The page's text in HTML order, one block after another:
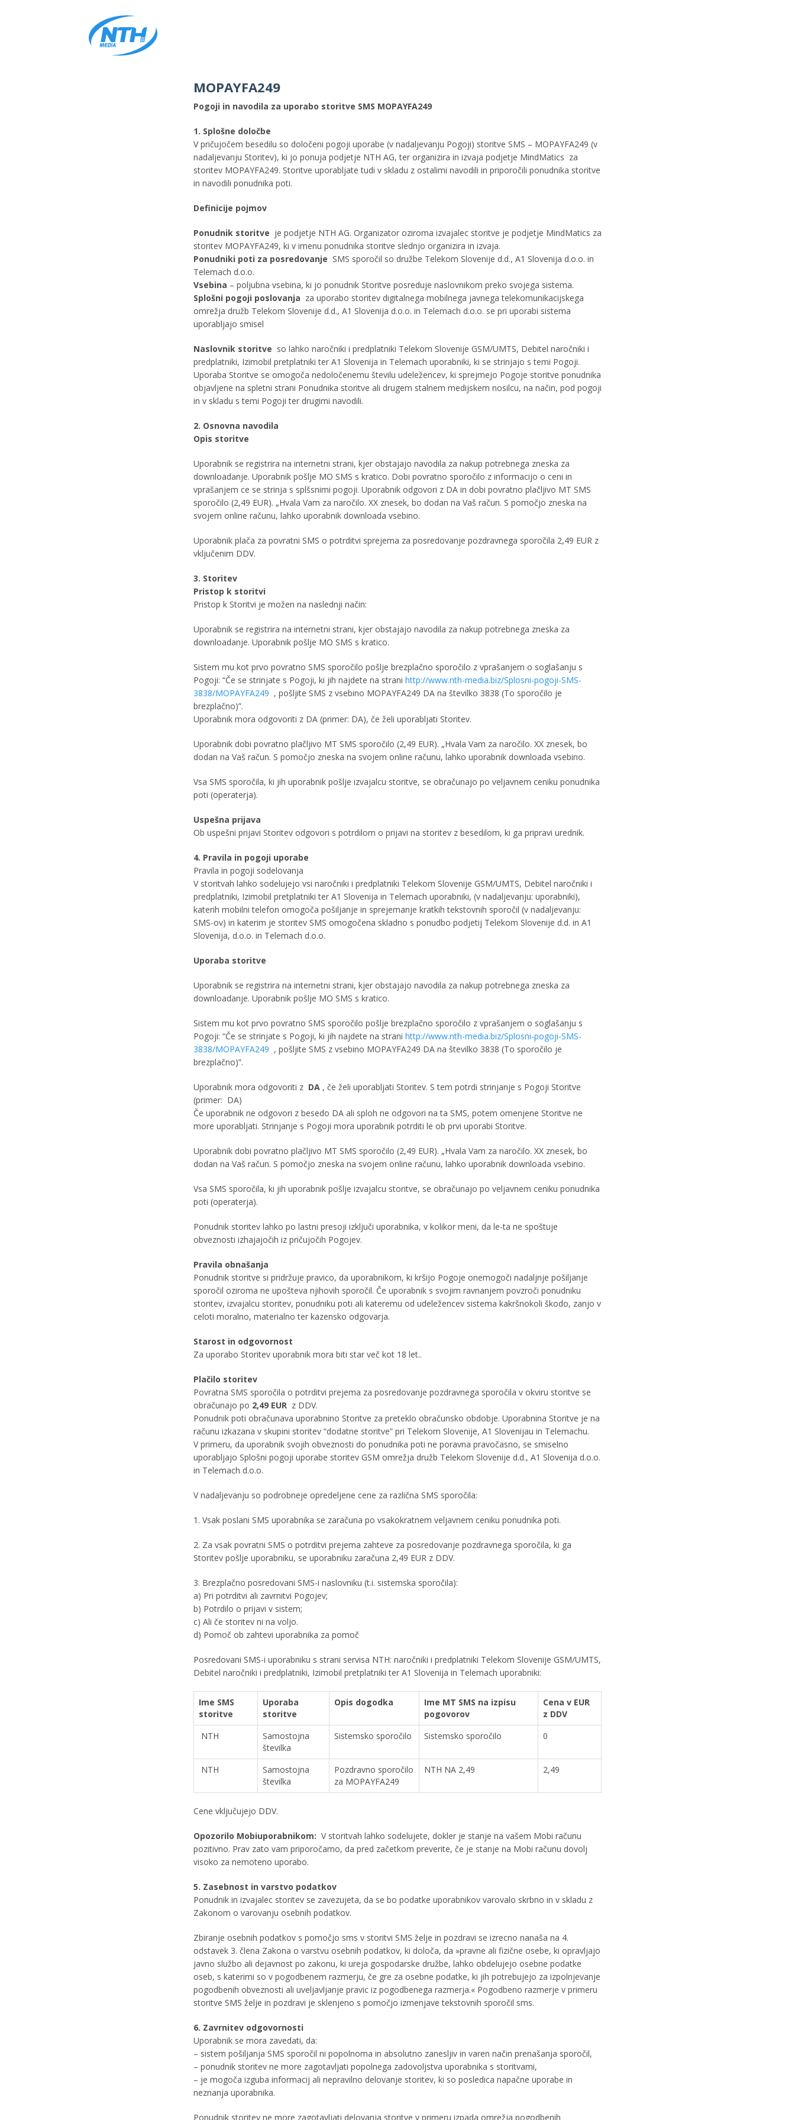
MOPAYFA249
Pogoji in navodila za uporabo storitve SMS MOPAYFA249
1. Splošne določbe
V pričujočem besedilu so določeni pogoji uporabe (v nadaljevanju Pogoji) storitve SMS – MOPAYFA249 (v
nadaljevanju Storitev), ki jo ponuja podjetje NTH AG, ter organizira in izvaja podjetje MindMatics za
storitev MOPAYFA249. Storitve uporabljate tudi v skladu z ostalimi navodili in priporočili ponudnika storitve
in navodili ponudnika poti.
Definicije pojmov
Ponudnik storitve je podjetje NTH AG. Organizator oziroma izvajalec storitve je podjetje MindMatics za
storitev MOPAYFA249, ki v imenu ponudnika storitve slednjo organizira in izvaja.
Ponudniki poti za posredovanje SMS sporočil so družbe Telekom Slovenije d.d., A1 Slovenija d.o.o. in
Telemach d.o.o.
Vsebina – poljubna vsebina, ki jo ponudnik Storitve posreduje naslovnikom preko svojega sistema.
Splošni pogoji poslovanja za uporabo storitev digitalnega mobilnega javnega telekomunikacijskega
omrežja družb Telekom Slovenije d.d., A1 Slovenija d.o.o. in Telemach d.o.o. se pri uporabi sistema
uporabljajo smisel
Naslovnik storitve so lahko naročniki i predplatniki Telekom Slovenije GSM/UMTS, Debitel naročniki i
predplatniki, Izimobil pretplatniki ter A1 Slovenija in Telemach uporabniki, ki se strinjajo s temi Pogoji.
Uporaba Storitve se omogoča nedoločenemu številu udeležencev, ki sprejmejo Pogoje storitve ponudnika
objavljene na spletni strani Ponudnika storitve ali drugem stalnem medijskem nosilcu, na način, pod pogoji
in v skladu s temi Pogoji ter drugimi navodili.
2. Osnovna navodila
Opis storitve
Uporabnik se registrira na internetni strani, kjer obstajajo navodila za nakup potrebnega zneska za
downloadanje. Uporabnik pošlje MO SMS s kratico. Dobi povratno sporočilo z informacijo o ceni in
vprašanjem ce se strinja s splšsnimi pogoji. Uporabnik odgovori z DA in dobi povratno plačljivo MT SMS
sporočilo (2,49 EUR). „Hvala Vam za naročilo. XX znesek, bo dodan na Vaš račun. S pomočjo zneska na
svojem online računu, lahko uporabnik downloada vsebino.
Uporabnik plača za povratni SMS o potrditvi sprejema za posredovanje pozdravnega sporočila 2,49 EUR z
vključenim DDV.
3. Storitev
Pristop k storitvi
Pristop k Storitvi je možen na naslednji način:
Uporabnik se registrira na internetni strani, kjer obstajajo navodila za nakup potrebnega zneska za
downloadanje. Uporabnik pošlje MO SMS s kratico.
Sistem mu kot prvo povratno SMS sporočilo pošlje brezplačno sporočilo z vprašanjem o soglašanju s
Pogoji: “Če se strinjate s Pogoji, ki jih najdete na strani http://www.nth-media.biz/Splosni-pogoji-SMS-
3838/MOPAYFA249 , pošljite SMS z vsebino MOPAYFA249 DA na številko 3838 (To sporočilo je
brezplačno)”.
Uporabnik mora odgovoriti z DA (primer: DA), če želi uporabljati Storitev.
Uporabnik dobi povratno plačljivo MT SMS sporočilo (2,49 EUR). „Hvala Vam za naročilo. XX znesek, bo
dodan na Vaš račun. S pomočjo zneska na svojem online računu, lahko uporabnik downloada vsebino.
Vsa SMS sporočila, ki jih uporabnik pošlje izvajalcu storitve, se obračunajo po veljavnem ceniku ponudnika
poti (operaterja).
Uspešna prijava
Ob uspešni prijavi Storitev odgovori s potrdilom o prijavi na storitev z besedilom, ki ga pripravi urednik.
4. Pravila in pogoji uporabe
Pravila in pogoji sodelovanja
V storitvah lahko sodelujejo vsi naročniki i predplatniki Telekom Slovenije GSM/UMTS, Debitel naročniki i
predplatniki, Izimobil pretplatniki ter A1 Slovenija in Telemach uporabniki, (v nadaljevanju: uporabniki),
katerih mobilni telefon omogoča pošiljanje in sprejemanje kratkih tekstovnih sporočil (v nadaljevanju:
SMS-ov) in katerim je storitev SMS omogočena skladno s ponudbo podjetij Telekom Slovenije d.d. in A1
Slovenija, d.o.o. in Telemach d.o.o.
Uporaba storitve
Uporabnik se registrira na internetni strani, kjer obstajajo navodila za nakup potrebnega zneska za
downloadanje. Uporabnik pošlje MO SMS s kratico.
Sistem mu kot prvo povratno SMS sporočilo pošlje brezplačno sporočilo z vprašanjem o soglašanju s
Pogoji: “Če se strinjate s Pogoji, ki jih najdete na strani http://www.nth-media.biz/Splosni-pogoji-SMS-
3838/MOPAYFA249 , pošljite SMS z vsebino MOPAYFA249 DA na številko 3838 (To sporočilo je
brezplačno)”.
Uporabnik mora odgovoriti z DA , če želi uporabljati Storitev. S tem potrdi strinjanje s Pogoji Storitve
(primer: DA)
Če uporabnik ne odgovori z besedo DA ali sploh ne odgovori na ta SMS, potem omenjene Storitve ne
more uporabljati. Strinjanje s Pogoji mora uporabnik potrditi le ob prvi uporabi Storitve.
Uporabnik dobi povratno plačljivo MT SMS sporočilo (2,49 EUR). „Hvala Vam za naročilo. XX znesek, bo
dodan na Vaš račun. S pomočjo zneska na svojem online računu, lahko uporabnik downloada vsebino.
Vsa SMS sporočila, ki jih uporabnik pošlje izvajalcu storitve, se obračunajo po veljavnem ceniku ponudnika
poti (operaterja).
Ponudnik storitev lahko po lastni presoji izključi uporabnika, v kolikor meni, da le-ta ne spoštuje
obveznosti izhajajočih iz pričujočih Pogojev.
Pravila obnašanja
Ponudnik storitve si pridržuje pravico, da uporabnikom, ki kršijo Pogoje onemogoči nadaljnje pošiljanje
sporočil oziroma ne upošteva njihovih sporočil. Če uporabnik s svojim ravnanjem povzroči ponudniku
storitev, izvajalcu storitev, ponudniku poti ali kateremu od udeležencev sistema kakršnokoli škodo, zanjo v
celoti moralno, materialno ter kazensko odgovarja.
Starost in odgovornost
Za uporabo Storitev uporabnik mora biti star več kot 18 let..
Plačilo storitev
Povratna SMS sporočila o potrditvi prejema za posredovanje pozdravnega sporočila v okviru storitve se
obračunajo po 2,49 EUR z DDV.
Ponudnik poti obračunava uporabnino Storitve za preteklo obračunsko obdobje. Uporabnina Storitve je na
računu izkazana v skupini storitev “dodatne storitve” pri Telekom Slovenije, A1 Slovenijau in Telemachu.
V primeru, da uporabnik svojih obveznosti do ponudnika poti ne poravna pravočasno, se smiselno
uporabljajo Splošni pogoji uporabe storitev GSM omrežja družb Telekom Slovenije d.d., A1 Slovenija d.o.o.
in Telemach d.o.o.
V nadaljevanju so podrobneje opredeljene cene za različna SMS sporočila:
1. Vsak poslani SMS uporabnika se zaračuna po vsakokratnem veljavnem ceniku ponudnika poti.
2. Za vsak povratni SMS o potrditvi prejema zahteve za posredovanje pozdravnega sporočila, ki ga
Storitev pošlje uporabniku, se uporabniku zaračuna 2,49 EUR z DDV.
3. Brezplačno posredovani SMS-i naslovniku (t.i. sistemska sporočila):
a) Pri potrditvi ali zavrnitvi Pogojev;
b) Potrdilo o prijavi v sistem;
c) Ali če storitev ni na voljo.
d) Pomoč ob zahtevi uporabnika za pomoč
Posredovani SMS-i uporabniku s strani servisa NTH: naročniki i predplatniki Telekom Slovenije GSM/UMTS,
Debitel naročniki i predplatniki, Izimobil pretplatniki ter A1 Slovenija in Telemach uporabniki:
Ime SMS
storitve
Uporaba
storitve
Opis dogodka
Ime MT SMS na izpisu
pogovorov
Cena v EUR
z DDV
NTH
Samostojna
številka
Sistemsko sporočilo Sistemsko sporočilo 0
NTH
Samostojna
številka
Pozdravno sporočilo
za MOPAYFA249
NTH NA 2,49 2,49
Cene vključujejo DDV.
Opozorilo Mobiuporabnikom: V storitvah lahko sodelujete, dokler je stanje na vašem Mobi računu
pozitivno. Prav zato vam priporočamo, da pred začetkom preverite, če je stanje na Mobi računu dovolj
visoko za nemoteno uporabo.
5. Zasebnost in varstvo podatkov
Ponudnik in izvajalec storitev se zavezujeta, da se bo podatke uporabnikov varovalo skrbno in v skladu z
Zakonom o varovanju osebnih podatkov.
Zbiranje osebnih podatkov s pomočjo sms v storitvi SMS želje in pozdravi se izrecno nanaša na 4.
odstavek 3. člena Zakona o varstvu osebnih podatkov, ki določa, da »pravne ali fizične osebe, ki opravljajo
javno službo ali dejavnost po zakonu, ki ureja gospodarske družbe, lahko obdelujejo osebne podatke
oseb, s katerimi so v pogodbenem razmerju, če gre za osebne podatke, ki jih potrebujejo za izpolnjevanje
pogodbenih obveznosti ali uveljavljanje pravic iz pogodbenega razmerja.« Pogodbeno razmerje v primeru
storitve SMS želje in pozdravi je sklenjeno s pomočjo izmenjave tekstovnih sporočil sms.
6. Zavrnitev odgovornosti
Uporabnik se mora zavedati, da:
– sistem pošiljanja SMS sporočil ni popolnoma in absolutno zanesljiv in varen način prenašanja sporočil,
– ponudnik storitev ne more zagotavljati popolnega zadovoljstva uporabnika s storitvami,
– je mogoča izguba informacij ali nepravilno delovanje storitev, ki so posledica napačne uporabe in
neznanja uporabnika.
Ponudnik storitev ne more zagotavljati delovanja storitve v primeru izpada omrežja pogodbenih